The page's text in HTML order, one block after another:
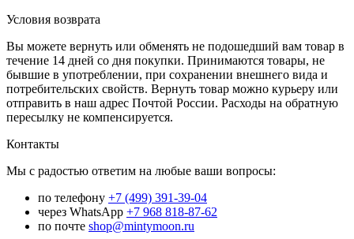
Условия возврата
Вы можете вернуть или обменять не подошедший вам товар в
течение 14 дней со дня покупки. Принимаются товары, не
бывшие в употреблении, при сохранении внешнего вида и
потребительских свойств. Вернуть товар можно курьеру или
отправить в наш адрес Почтой России. Расходы на обратную
пересылку не компенсируется.
Контакты
Мы с радостью ответим на любые ваши вопросы:
по телефону +7 (499) 391-39-04
через WhatsApp +7 968 818-87-62
по почте shop@mintymoon.ru